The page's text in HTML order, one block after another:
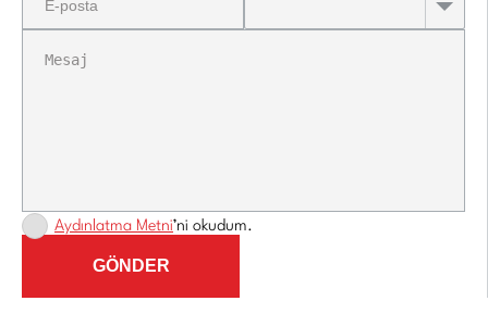
Aydınlatma Metni’ni okudum.
GÖNDER